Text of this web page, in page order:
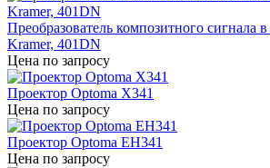
Преобразователь композитного сигнала
Kramer, 401DN
Цена по запросу
Проектор Optoma X341
Цена по запросу
Проектор Optoma EH341
Цена по запросу